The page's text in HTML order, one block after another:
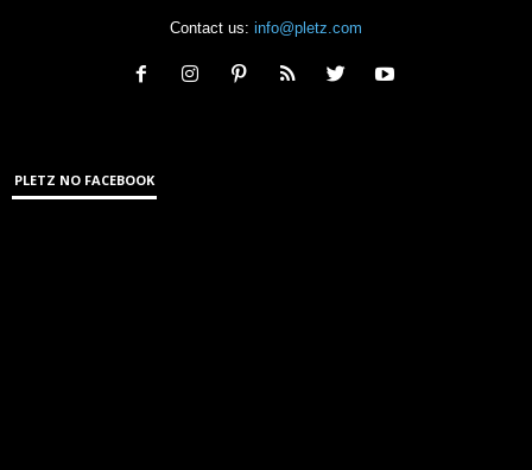
Contact us: info@pletz.com
PLETZ NO FACEBOOK